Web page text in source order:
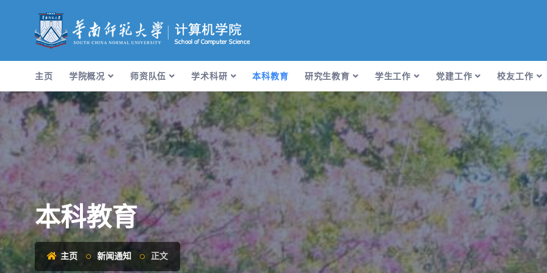
主页 学院概况 师资队伍 学术科研 本科教育 研究生教育 学生工作 党建工作 校友工作
本科教育
主页 新闻通知 正文